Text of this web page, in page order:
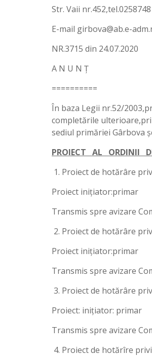
Str. Vaii
E-mail girbova@ab.e-
NR.3715 din 24.07.2020
A N U N Ț
==========
În baza Legii nr.52/
completările
sediul primăriei Gârbova
PROIECT AL ORDINII
Proiect de hotărâre
Proiect inițiator:primar
Transmis spre avizare
Proiect de hotărâre
Proiect inițiator:primar
Transmis spre avizare
Proiect de hotărâre
Proiect: iniţiator: primar
Transmis spre avizare
Proiect de hotărîre